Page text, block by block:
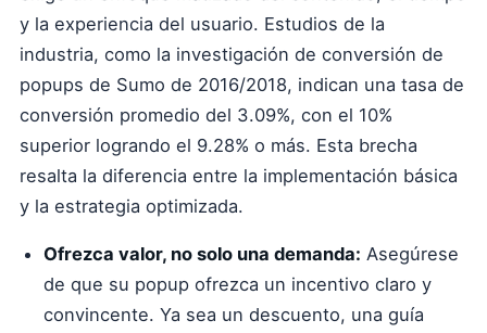
y la experiencia del usuario. Estudios de la
industria, como la investigación de conversión de
popups de Sumo de 2016/2018, indican una tasa de
conversión promedio del 3.09%, con el 10%
superior logrando el 9.28% o más. Esta brecha
resalta la diferencia entre la implementación básica
y la estrategia optimizada.
Ofrezca valor, no solo una demanda: Asegúrese
de que su popup ofrezca un incentivo claro y
convincente. Ya sea un descuento, una guía